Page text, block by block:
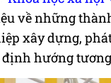
về những
xây dựng,
hướng